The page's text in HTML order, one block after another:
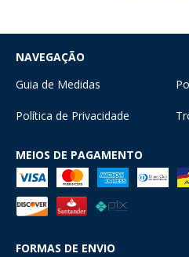
NAVEGAÇÃO
Guia de Medidas
Política de Privacidade
MEIOS DE PAGAMENTO
FORMAS DE ENVIO